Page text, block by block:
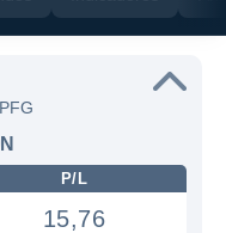
P/L
15,76